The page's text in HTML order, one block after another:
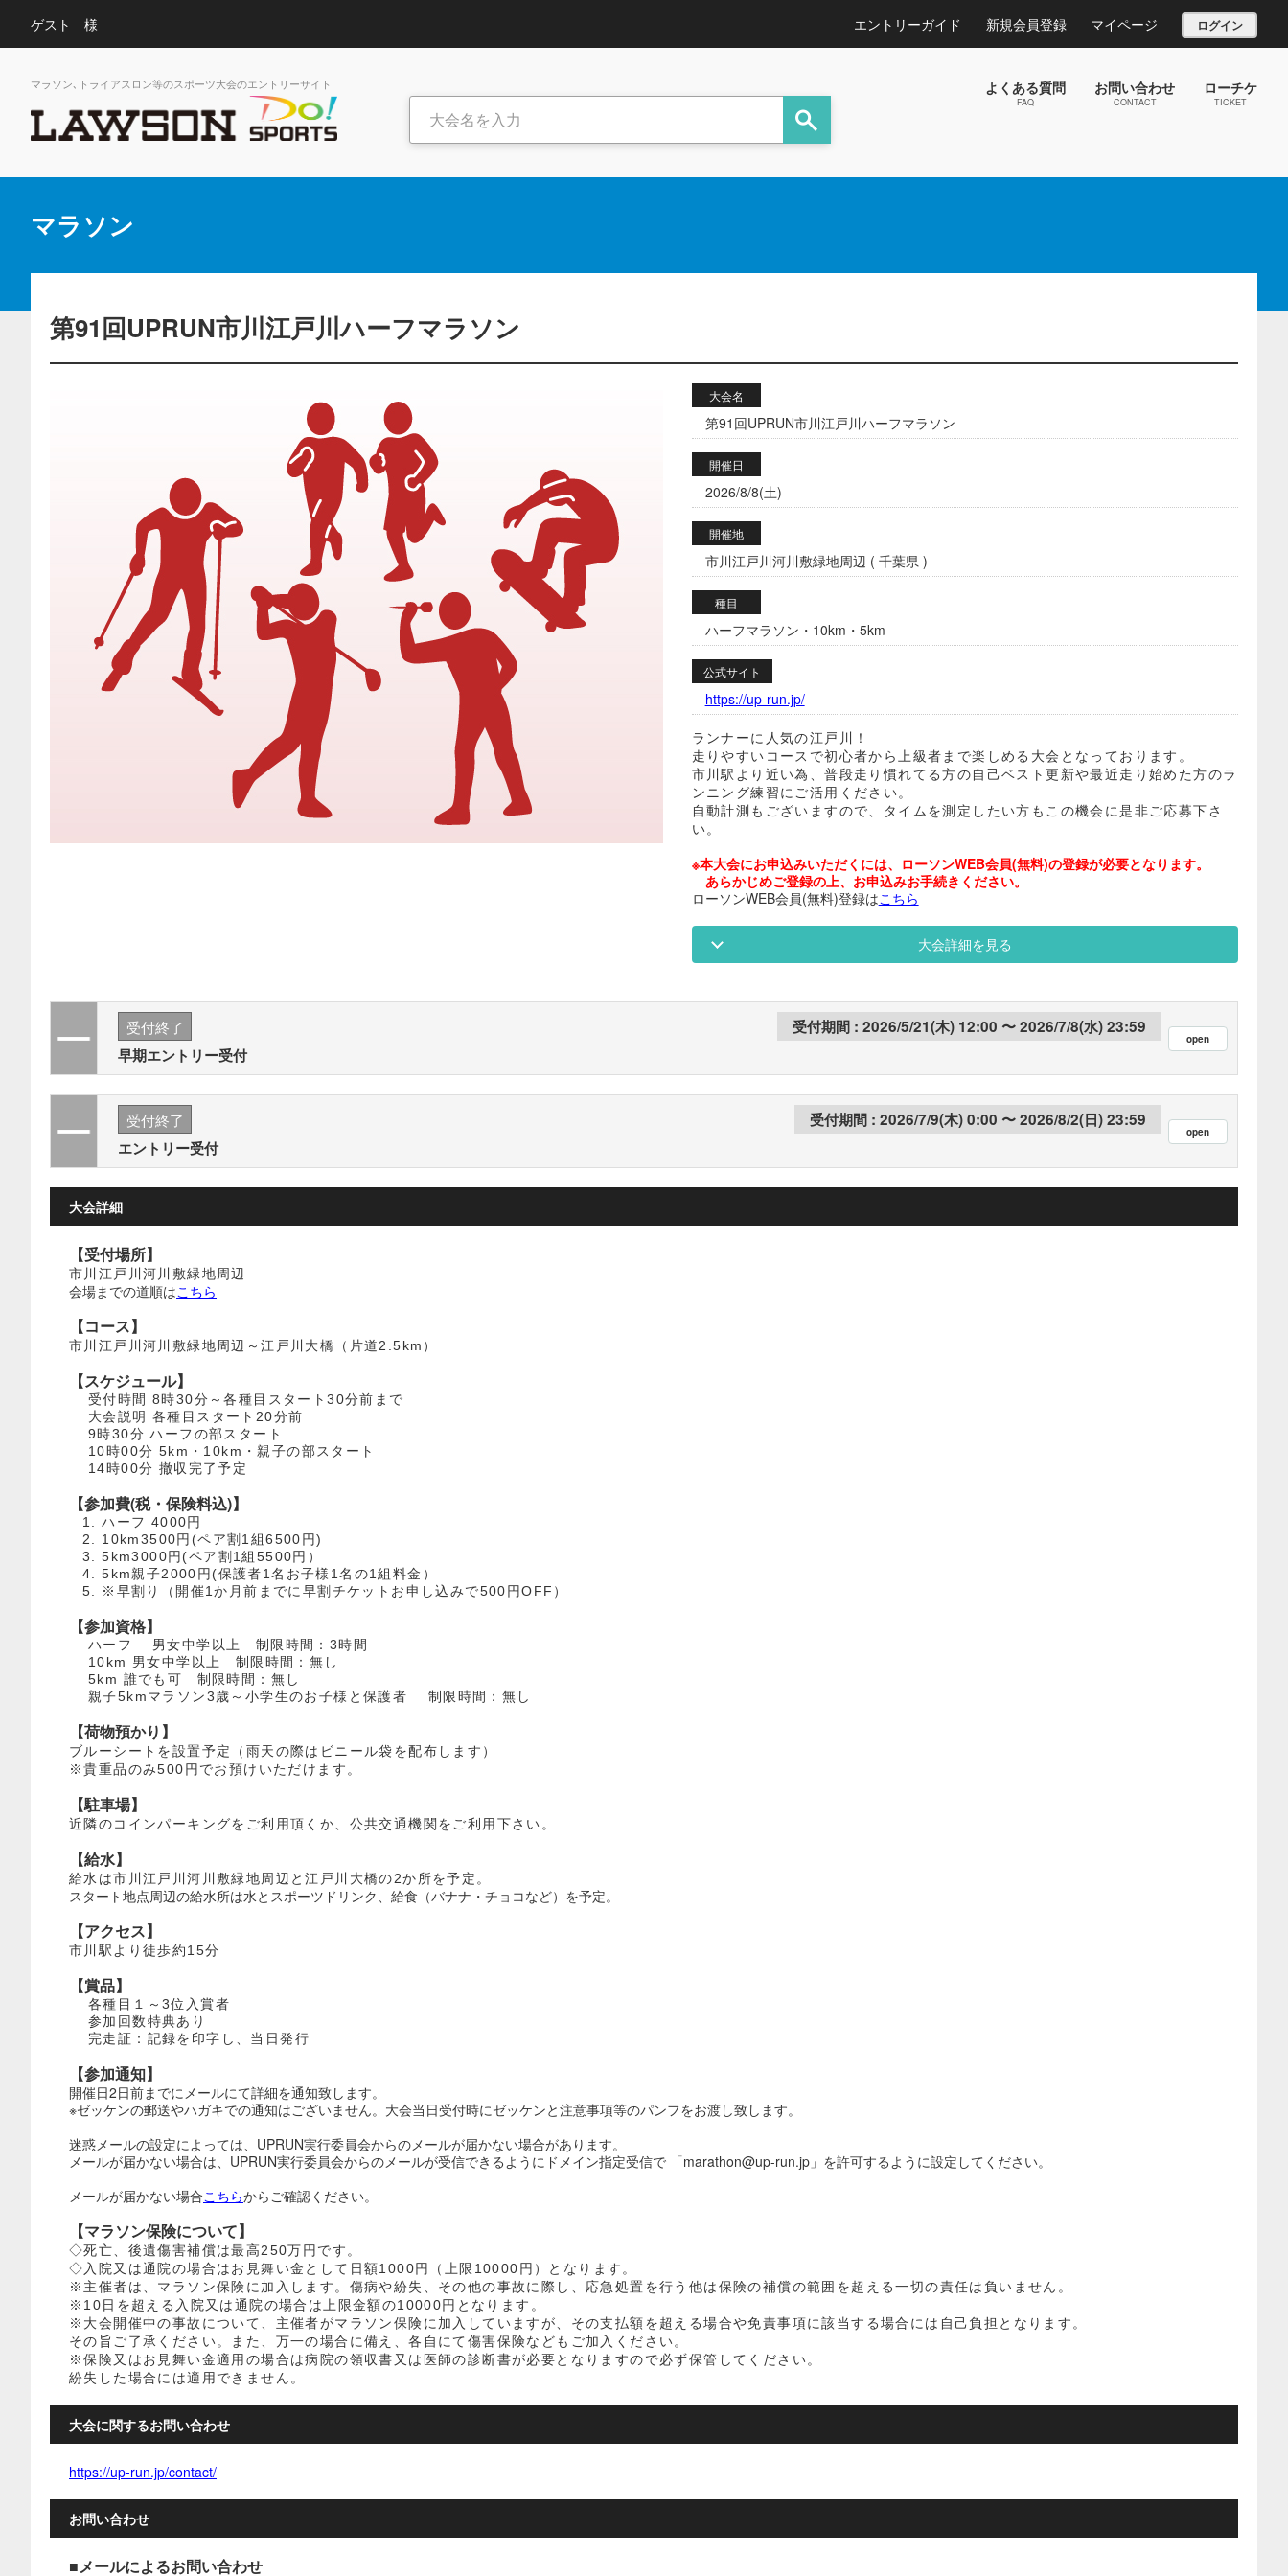
ゲスト 様 エントリーガイド 新規会員登録 マイページ ログイン
マラソン､トライアスロン等のスポーツ大会のエントリーサイト よくある質問
FAQ
お問い合わせ
CONTACT
ローチケ
TICKET
マラソン
第91回UPRUN市川江戸川ハーフマラソン
大会名
第91回UPRUN市川江戸川ハーフマラソン
開催日
2026/8/8(土)
開催地
市川江戸川河川敷緑地周辺 ( 千葉県 )
種目
ハーフマラソン・10km・5km
公式サイト
https://up-run.jp/
ランナーに人気の江戸川！
走りやすいコースで初心者から上級者まで楽しめる大会となっております。
市川駅より近い為、普段走り慣れてる方の自己ベスト更新や最近走り始めた方のラ
ンニング練習にご活用ください。
自動計測もございますので、タイムを測定したい方もこの機会に是非ご応募下さ
い。
※本大会にお申込みいただくには、ローソンWEB会員(無料)の登録が必要となります。
あらかじめご登録の上、お申込みお手続きください。
ローソンWEB会員(無料)登録はこちら
大会詳細を見る
受付終了
早期エントリー受付
2026/5/21(木) 12:00 2026/7/8(水) 23:59
受付終了
エントリー受付
2026/7/9(木) 0:00 2026/8/2(日) 23:59
大会詳細
【受付場所】
市川江戸川河川敷緑地周辺
会場までの道順はこちら
【コース】
市川江戸川河川敷緑地周辺～江戸川大橋（片道2.5km）
【スケジュール】
受付時間 8時30分～各種目スタート30分前まで
大会説明 各種目スタート20分前
9時30分 ハーフの部スタート
10時00分 5km・10km・親子の部スタート
14時00分 撤収完了予定
【参加費(税・保険料込)】
ハーフ 4000円
10km3500円(ペア割1組6500円)
5km3000円(ペア割1組5500円）
5km親子2000円(保護者1名お子様1名の1組料金）
※早割り（開催1か月前までに早割チケットお申し込みで500円OFF）
【参加資格】
ハーフ 男女中学以上 制限時間：3時間
10km 男女中学以上 制限時間：無し
5km 誰でも可 制限時間：無し
親子5kmマラソン3歳～小学生のお子様と保護者 制限時間：無し
【荷物預かり】
ブルーシートを設置予定（雨天の際はビニール袋を配布します）
※貴重品のみ500円でお預けいただけます。
【駐車場】
近隣のコインパーキングをご利用頂くか、公共交通機関をご利用下さい。
【給水】
給水は市川江戸川河川敷緑地周辺と江戸川大橋の2か所を予定。
スタート地点周辺の給水所は水とスポーツドリンク、給食（バナナ・チョコなど）を予定。
【アクセス】
市川駅より徒歩約15分
【賞品】
各種目１～3位入賞者
参加回数特典あり
完走証：記録を印字し、当日発行
【参加通知】
開催日2日前までにメールにて詳細を通知致します。
※ゼッケンの郵送やハガキでの通知はございません。大会当日受付時にゼッケンと注意事項等のパンフをお渡し致します。
迷惑メールの設定によっては、UPRUN実行委員会からのメールが届かない場合があります。
メールが届かない場合は、UPRUN実行委員会からのメールが受信できるようにドメイン指定受信で 「marathon@up-run.jp」を許可するように設定してください。
メールが届かない場合こちらからご確認ください。
【マラソン保険について】
◇死亡、後遺傷害補償は最高250万円です。
◇入院又は通院の場合はお見舞い金として日額1000円（上限10000円）となります。
※主催者は、マラソン保険に加入します。傷病や紛失、その他の事故に際し、応急処置を行う他は保険の補償の範囲を超える一切の責任は負いません。
※10日を超える入院又は通院の場合は上限金額の10000円となります。
※大会開催中の事故について、主催者がマラソン保険に加入していますが、その支払額を超える場合や免責事項に該当する場合には自己負担となります。
その旨ご了承ください。また、万一の場合に備え、各自にて傷害保険などもご加入ください。
※保険又はお見舞い金適用の場合は病院の領収書又は医師の診断書が必要となりますので必ず保管してください。
紛失した場合には適用できません。
大会に関するお問い合わせ
https://up-run.jp/contact/
お問い合わせ
■メールによるお問い合わせ